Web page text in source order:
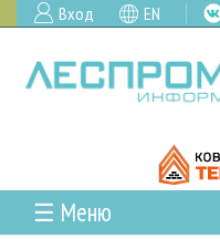
Вход EN
☰ Меню